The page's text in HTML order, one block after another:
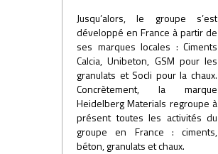
Jusqu’alors, le groupe s’est
développé en France à partir de
ses marques locales : Ciments
Calcia, Unibeton, GSM pour les
granulats et Socli pour la chaux.
Concrètement, la marque
Heidelberg Materials regroupe à
présent toutes les activités du
groupe en France : ciments,
béton, granulats et chaux.